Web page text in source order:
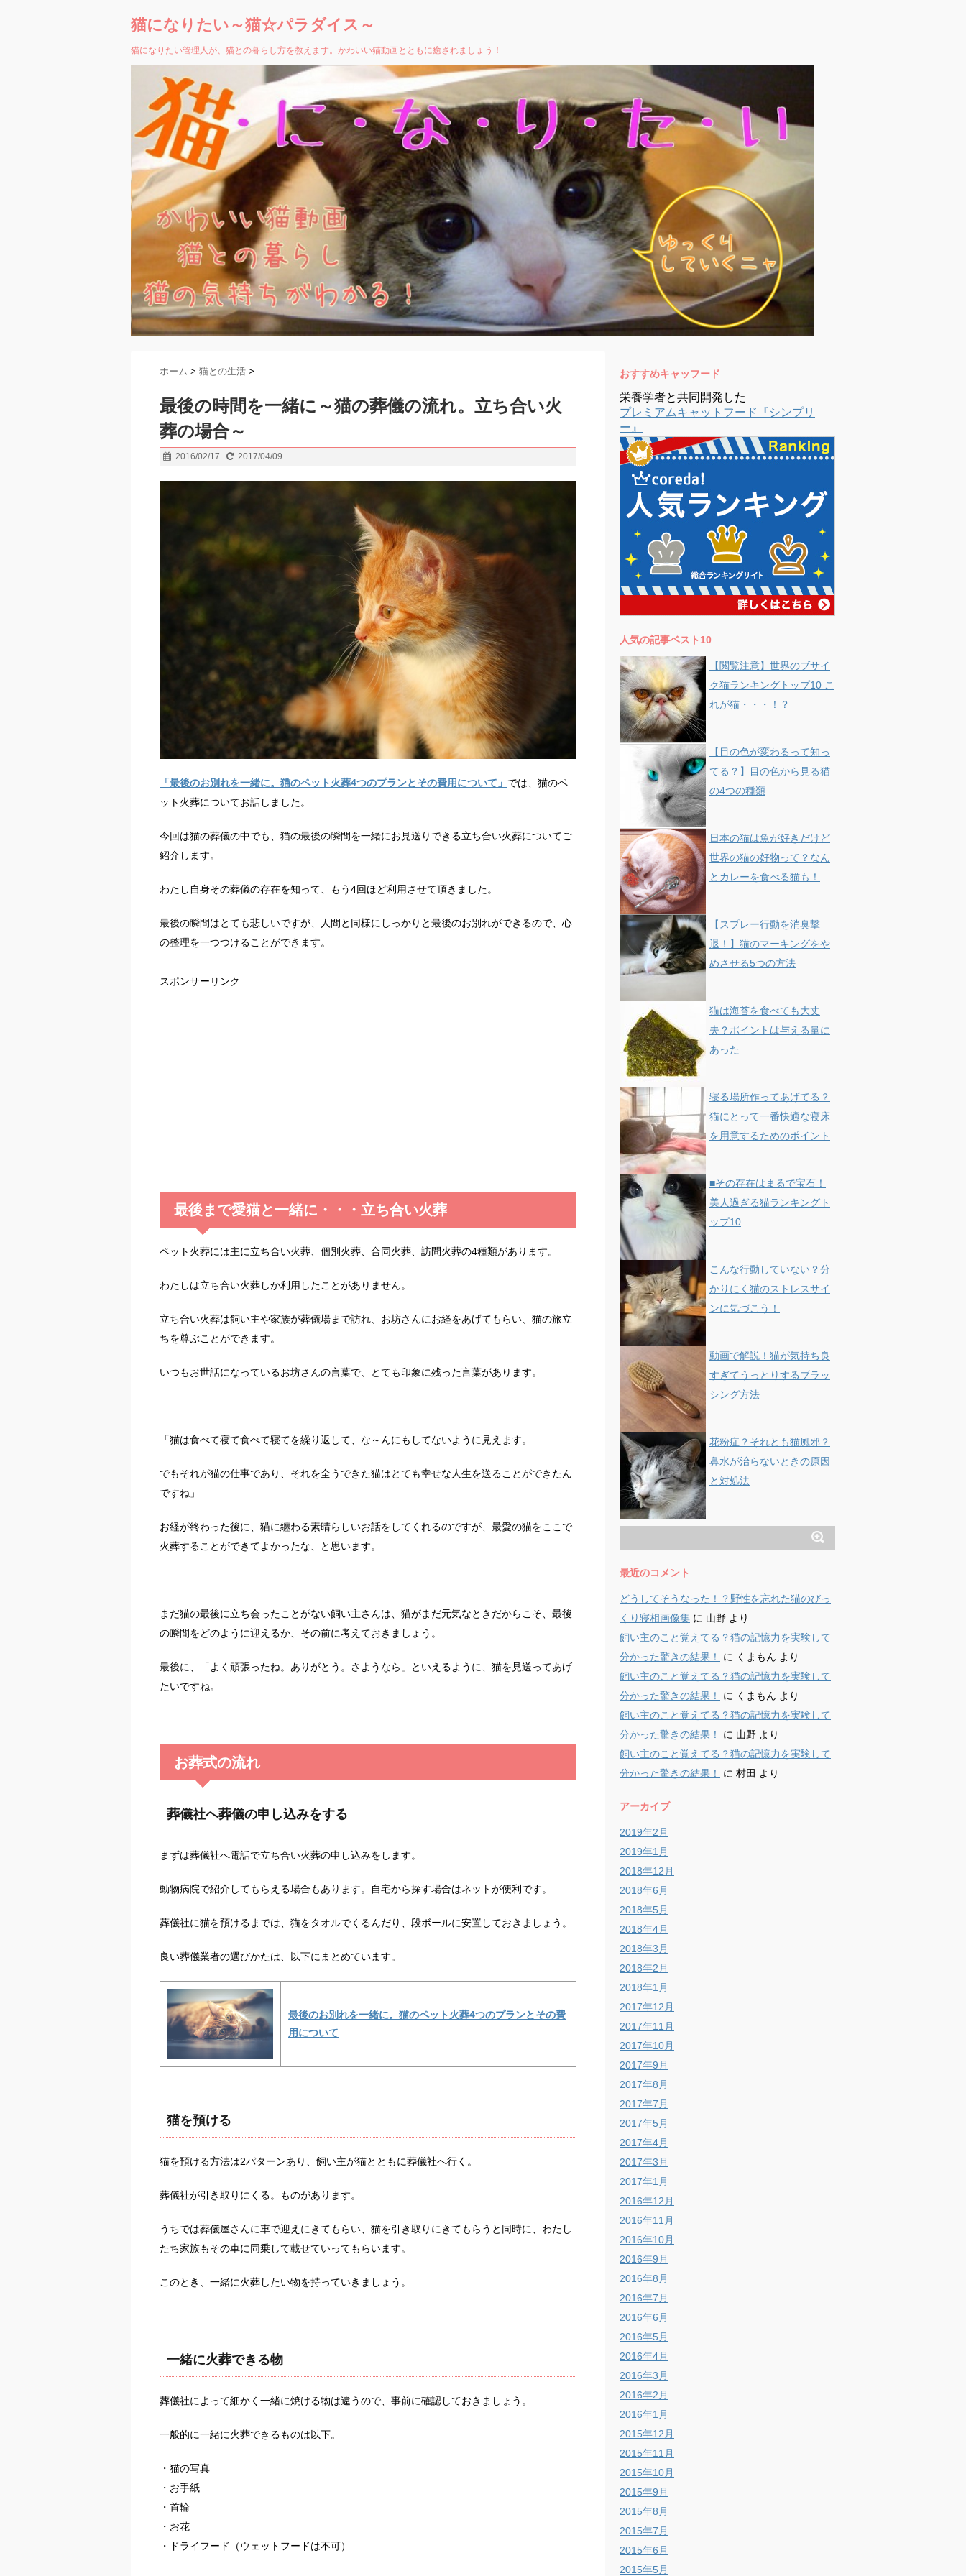
猫になりたい～猫☆パラダイス～
猫になりたい管理人が、猫との暮らし方を教えます。かわいい猫動画とともに癒されましょう！
ホーム > 猫との生活 >
最後の時間を一緒に～猫の葬儀の流れ。立ち合い火
葬の場合～
2016/02/17 2017/04/09
「最後のお別れを一緒に。猫のペット火葬4つのプランとその費用について」 では、猫のペ
ット火葬についてお話しました。
今回は猫の葬儀の中でも、猫の最後の瞬間を一緒にお見送りできる立ち合い火葬についてご
紹介します。
わたし自身その葬儀の存在を知って、もう4回ほど利用させて頂きました。
最後の瞬間はとても悲しいですが、人間と同様にしっかりと最後のお別れができるので、心
の整理を一つつけることができます。
スポンサーリンク
最後まで愛猫と一緒に・・・立ち合い火葬
ペット火葬には主に立ち合い火葬、個別火葬、合同火葬、訪問火葬の4種類があります。
わたしは立ち合い火葬しか利用したことがありません。
立ち合い火葬は飼い主や家族が葬儀場まで訪れ、お坊さんにお経をあげてもらい、猫の旅立
ちを尊ぶことができます。
いつもお世話になっているお坊さんの言葉で、とても印象に残った言葉があります。
「猫は食べて寝て食べて寝てを繰り返して、な～んにもしてないように見えます。
でもそれが猫の仕事であり、それを全うできた猫はとても幸せな人生を送ることができたん
ですね」
お経が終わった後に、猫に纏わる素晴らしいお話をしてくれるのですが、最愛の猫をここで
火葬することができてよかったな、と思います。
まだ猫の最後に立ち会ったことがない飼い主さんは、猫がまだ元気なときだからこそ、最後
の瞬間をどのように迎えるか、その前に考えておきましょう。
最後に、「よく頑張ったね。ありがとう。さようなら」といえるように、猫を見送ってあげ
たいですね。
お葬式の流れ
葬儀社へ葬儀の申し込みをする
まずは葬儀社へ電話で立ち合い火葬の申し込みをします。
動物病院で紹介してもらえる場合もあります。自宅から探す場合はネットが便利です。
葬儀社に猫を預けるまでは、猫をタオルでくるんだり、段ボールに安置しておきましょう。
良い葬儀業者の選びかたは、以下にまとめています。
最後のお別れを一緒に。猫のペット火葬4つのプランとその費
用について
猫を預ける
猫を預ける方法は2パターンあり、飼い主が猫とともに葬儀社へ行く。
葬儀社が引き取りにくる。ものがあります。
うちでは葬儀屋さんに車で迎えにきてもらい、猫を引き取りにきてもらうと同時に、わたし
たち家族もその車に同乗して載せていってもらいます。
このとき、一緒に火葬したい物を持っていきましょう。
一緒に火葬できる物
葬儀社によって細かく一緒に焼ける物は違うので、事前に確認しておきましょう。
一般的に一緒に火葬できるものは以下。
・猫の写真
・お手紙
・首輪
・お花
・ドライフード（ウェットフードは不可）
おすすめキャッフード
栄養学者と共同開発した
プレミアムキャットフード『シンプリ
ー』
人気の記事ベスト10
【閲覧注意】世界のブサイ
ク猫ランキングトップ10 こ
れが猫・・・！？
【目の色が変わるって知っ
てる？】目の色から見る猫
の4つの種類
日本の猫は魚が好きだけど
世界の猫の好物って？なん
とカレーを食べる猫も！
【スプレー行動を消臭撃
退！】猫のマーキングをや
めさせる5つの方法
猫は海苔を食べても大丈
夫？ポイントは与える量に
あった
寝る場所作ってあげてる？
猫にとって一番快適な寝床
を用意するためのポイント
■その存在はまるで宝石！
美人過ぎる猫ランキングト
ップ10
こんな行動していない？分
かりにく猫のストレスサイ
ンに気づこう！
動画で解説！猫が気持ち良
すぎてうっとりするブラッ
シング方法
花粉症？それとも猫風邪？
鼻水が治らないときの原因
と対処法
最近のコメント
どうしてそうなった！？野性を忘れた猫のびっ
くり寝相画像集 に 山野 より
飼い主のこと覚えてる？猫の記憶力を実験して
分かった驚きの結果！
に くまもん より
飼い主のこと覚えてる？猫の記憶力を実験して
分かった驚きの結果！
に くまもん より
飼い主のこと覚えてる？猫の記憶力を実験して
分かった驚きの結果！
に 山野 より
飼い主のこと覚えてる？猫の記憶力を実験して
分かった驚きの結果！
に 村田 より
アーカイブ
2019年2月
2019年1月
2018年12月
2018年6月
2018年5月
2018年4月
2018年3月
2018年2月
2018年1月
2017年12月
2017年11月
2017年10月
2017年9月
2017年8月
2017年7月
2017年5月
2017年4月
2017年3月
2017年1月
2016年12月
2016年11月
2016年10月
2016年9月
2016年8月
2016年7月
2016年6月
2016年5月
2016年4月
2016年3月
2016年2月
2016年1月
2015年12月
2015年11月
2015年10月
2015年9月
2015年8月
2015年7月
2015年6月
2015年5月